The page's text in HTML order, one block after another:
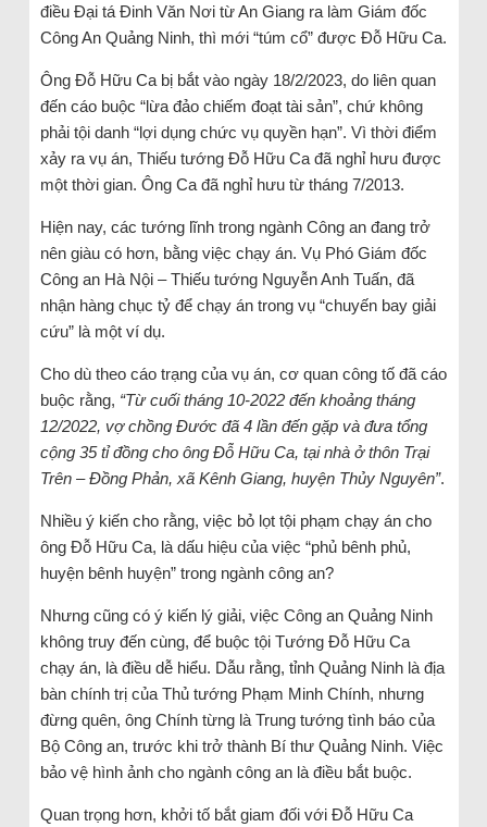
điều Đại tá Đinh Văn Nơi từ An Giang ra làm Giám đốc
Công An Quảng Ninh, thì mới “túm cổ” được Đỗ Hữu Ca.
Ông Đỗ Hữu Ca bị bắt vào ngày 18/2/2023, do liên quan
đến cáo buộc “lừa đảo chiếm đoạt tài sản”, chứ không
phải tội danh “lợi dụng chức vụ quyền hạn”. Vì thời điểm
xảy ra vụ án, Thiếu tướng Đỗ Hữu Ca đã nghỉ hưu được
một thời gian. Ông Ca đã nghỉ hưu từ tháng 7/2013.
Hiện nay, các tướng lĩnh trong ngành Công an đang trở
nên giàu có hơn, bằng việc chạy án. Vụ Phó Giám đốc
Công an Hà Nội – Thiếu tướng Nguyễn Anh Tuấn, đã
nhận hàng chục tỷ để chạy án trong vụ “chuyến bay giải
cứu” là một ví dụ.
Cho dù theo cáo trạng của vụ án, cơ quan công tố đã cáo
buộc rằng, “Từ cuối tháng 10-2022 đến khoảng tháng
12/2022, vợ chồng Đước đã 4 lần đến gặp và đưa tổng
cộng 35 tỉ đồng cho ông Đỗ Hữu Ca, tại nhà ở thôn Trại
Trên – Đồng Phản, xã Kênh Giang, huyện Thủy Nguyên”.
Nhiều ý kiến cho rằng, việc bỏ lọt tội phạm chạy án cho
ông Đỗ Hữu Ca, là dấu hiệu của việc “phủ bênh phủ,
huyện bênh huyện” trong ngành công an?
Nhưng cũng có ý kiến lý giải, việc Công an Quảng Ninh
không truy đến cùng, để buộc tội Tướng Đỗ Hữu Ca
chạy án, là điều dễ hiểu. Dẫu rằng, tỉnh Quảng Ninh là địa
bàn chính trị của Thủ tướng Phạm Minh Chính, nhưng
đừng quên, ông Chính từng là Trung tướng tình báo của
Bộ Công an, trước khi trở thành Bí thư Quảng Ninh. Việc
bảo vệ hình ảnh cho ngành công an là điều bắt buộc.
Quan trọng hơn, khởi tố bắt giam đối với Đỗ Hữu Ca